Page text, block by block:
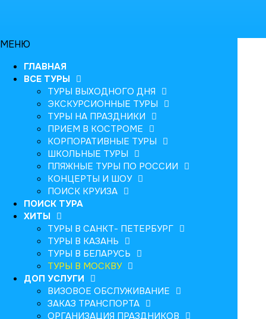
МЕНЮ
ГЛАВНАЯ
ВСЕ ТУРЫ
ТУРЫ ВЫХОДНОГО ДНЯ
ЭКСКУРСИОННЫЕ ТУРЫ
ТУРЫ НА ПРАЗДНИКИ
ПРИЕМ В КОСТРОМЕ
КОРПОРАТИВНЫЕ ТУРЫ
ШКОЛЬНЫЕ ТУРЫ
ПЛЯЖНЫЕ ТУРЫ ПО РОССИИ
КОНЦЕРТЫ И ШОУ
ПОИСК КРУИЗА
ПОИСК ТУРА
ХИТЫ
ТУРЫ В САНКТ- ПЕТЕРБУРГ
ТУРЫ В КАЗАНЬ
ТУРЫ В БЕЛАРУСЬ
ТУРЫ В МОСКВУ
ДОП УСЛУГИ
ВИЗОВОЕ ОБСЛУЖИВАНИЕ
ЗАКАЗ ТРАНСПОРТА
ОРГАНИЗАЦИЯ ПРАЗДНИКОВ